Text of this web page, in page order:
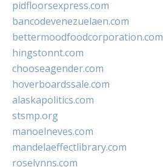
pidfloorsexpress.com
bancodevenezuelaen.com
bettermoodfoodcorporation.com
hingstonnt.com
chooseagender.com
hoverboardssale.com
alaskapolitics.com
stsmp.org
manoelneves.com
mandelaeffectlibrary.com
roselynns.com